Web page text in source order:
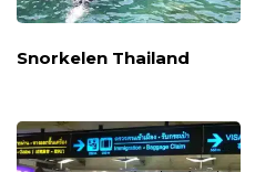
Snorkelen Thailand